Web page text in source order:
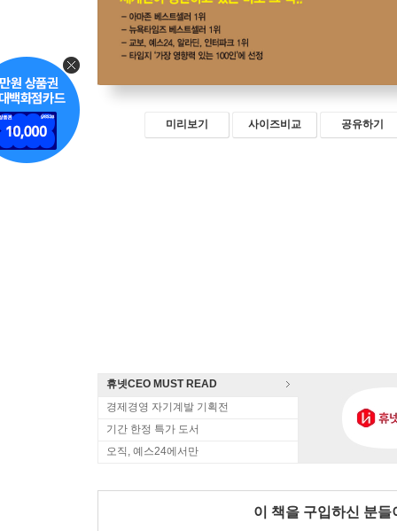
미리보기 사이즈비교 공유하기
휴넷CEO MUST READ
경제경영 자기계발 기획전
기간 한정 특가 도서
오직, 예스24에서만
이 책을 구입하신 분